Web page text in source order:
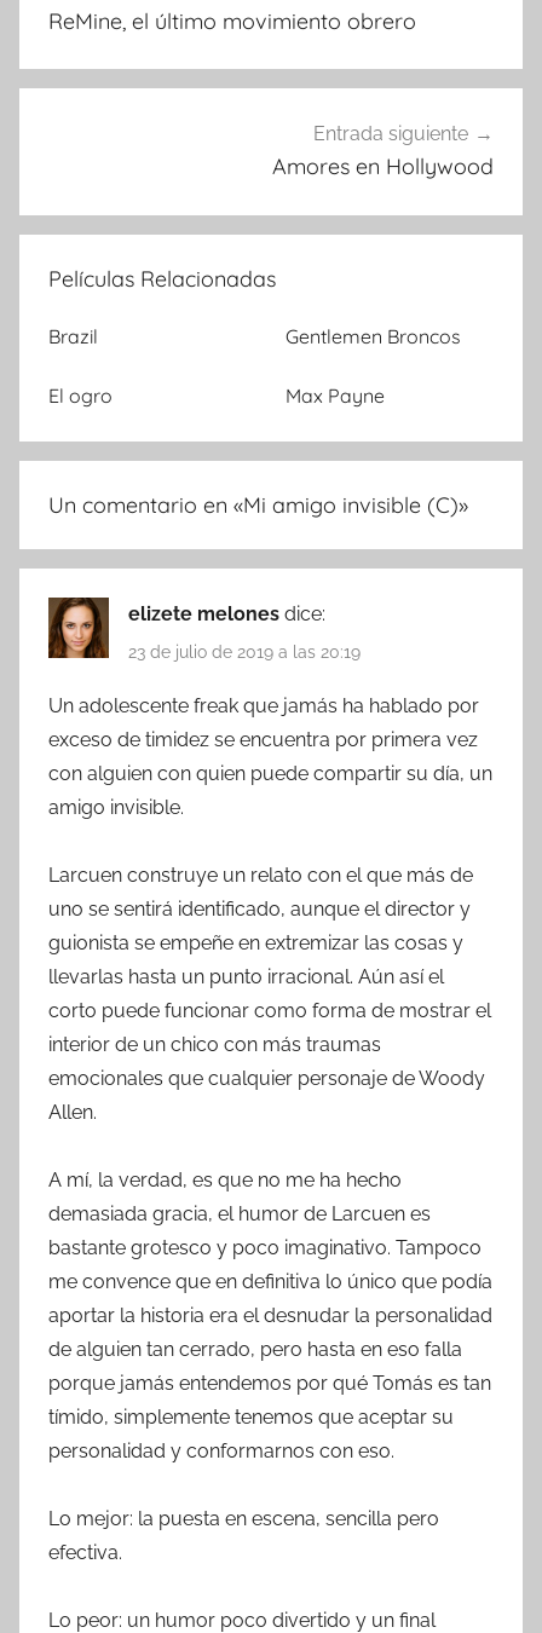
de
entradas
ReMine, el último movimiento obrero
Entrada siguiente
Amores en Hollywood
Películas Relacionadas
Brazil Gentlemen Broncos
El ogro Max Payne
Un comentario en «Mi amigo invisible (C)»
elizete melones dice:
23 de julio de 2019 a las 20:19
Un adolescente freak que jamás ha hablado por
exceso de timidez se encuentra por primera vez
con alguien con quien puede compartir su día, un
amigo invisible.
Larcuen construye un relato con el que más de
uno se sentirá identificado, aunque el director y
guionista se empeñe en extremizar las cosas y
llevarlas hasta un punto irracional. Aún así el
corto puede funcionar como forma de mostrar el
interior de un chico con más traumas
emocionales que cualquier personaje de Woody
Allen.
A mí, la verdad, es que no me ha hecho
demasiada gracia, el humor de Larcuen es
bastante grotesco y poco imaginativo. Tampoco
me convence que en definitiva lo único que podía
aportar la historia era el desnudar la personalidad
de alguien tan cerrado, pero hasta en eso falla
porque jamás entendemos por qué Tomás es tan
tímido, simplemente tenemos que aceptar su
personalidad y conformarnos con eso.
Lo mejor: la puesta en escena, sencilla pero
efectiva.
Lo peor: un humor poco divertido y un final